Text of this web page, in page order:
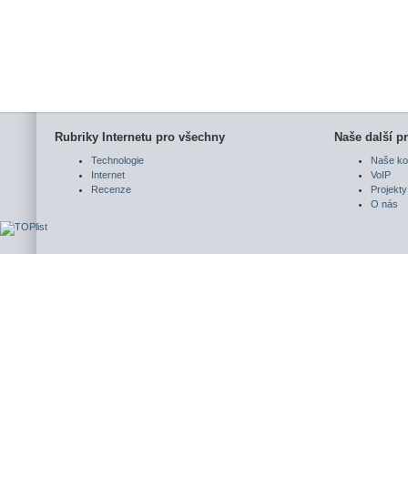
Rubriky Internetu pro všechny
Technologie
Internet
Recenze
Naše další
Naše
VoIP
Projekty
O nás